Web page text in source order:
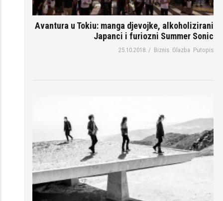
Avantura u Tokiu: manga djevojke, alkoholizirani
Japanci i furiozni Summer Sonic
25.10.2018. / Biznis Glazba Putopis